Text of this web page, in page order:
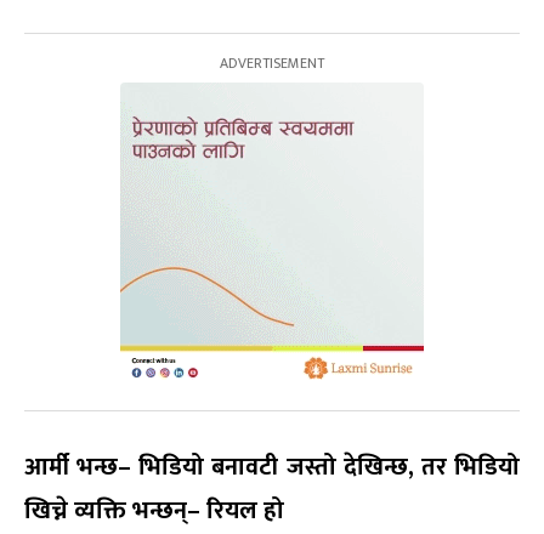
आर्मी भन्छ– भिडियो बनावटी जस्तो देखिन्छ, तर भिडियो
खिच्ने व्यक्ति भन्छन्– रियल हो